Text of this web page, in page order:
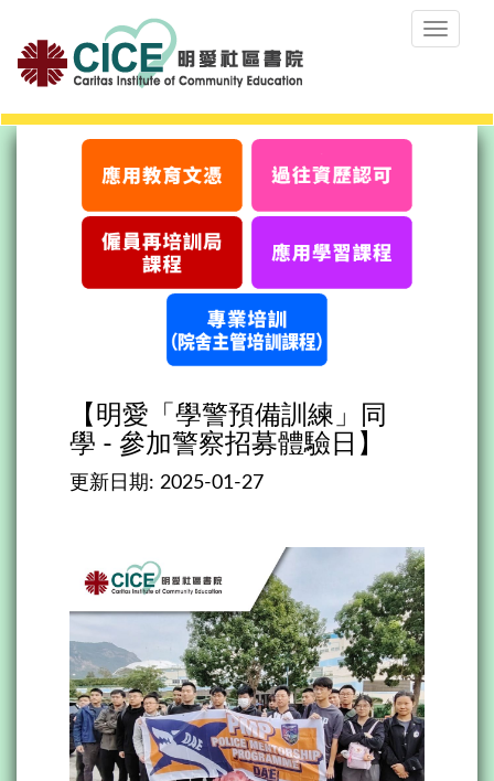
Toggle
【明愛「學警預備訓練」同
學 - 參加警察招募體驗日】
更新日期: 2025-01-27